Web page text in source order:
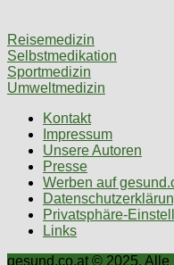
Reisemedizin
Selbstmedikation
Sportmedizin
Umweltmedizin
Kontakt
Impressum
Unsere Autoren
Presse
Werben auf
Privatsphäre-
Links
gesund.co.at © 2025. Alle